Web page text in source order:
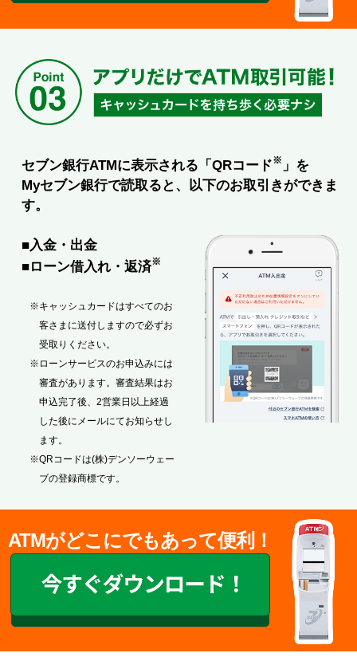
セブン銀行ATMに表示される「QRコード※ 」を
Myセブン銀行で読取ると、以下のお取引きができま
す。
■入金・出金
■ローン借入れ・返済※
※キャッシュカードはすべてのお
客さまに送付しますので必ずお
受取りください。
※ローンサービスのお申込みには
審査があります。審査結果はお
申込完了後、2営業日以上経過
した後にメールにてお知らせし
ます。
※QRコードは(株)デンソーウェー
ブの登録商標です。
ATMがどこにでもあって便利！